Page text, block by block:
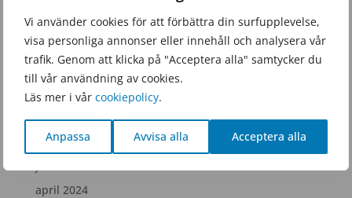
Vi använder cookies för att förbättra din surfupplevelse,
visa personliga annonser eller innehåll och analysera vår
trafik. Genom att klicka på "Acceptera alla" samtycker du
till vår användning av cookies.
Läs mer i vår cookiepolicy.
Anpassa Avvisa alla Acceptera alla
januari 2026
november 2025
september 2025
juni 2025
februari 2025
december 2024
april 2024